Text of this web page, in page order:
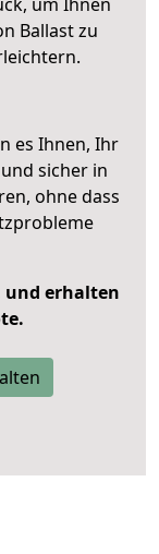
Ballast zu
es Ihnen, Ihr
sicher in
ohne dass
und erhalten